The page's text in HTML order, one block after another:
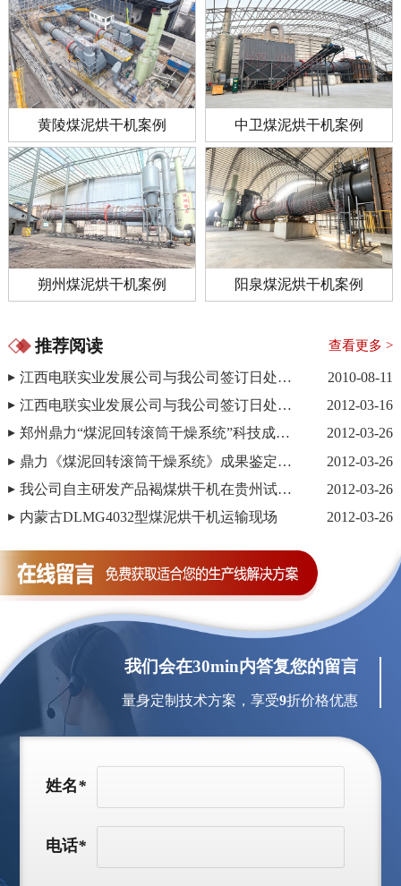
黄陵煤泥烘干机案例 中卫煤泥烘干机案例
朔州煤泥烘干机案例 阳泉煤泥烘干机案例
推荐阅读 查看更多 >
江西电联实业发展公司与我公司签订日处理700吨的煤泥烘干机项目（一期）
2010-08-11
江西电联实业发展公司与我公司签订日处理700吨的煤泥烘干生产线（二期）
2012-03-16
郑州鼎力“煤泥回转滚筒干燥系统”科技成果鉴定会—会议现场
2012-03-26
鼎力《煤泥回转滚筒干燥系统》成果鉴定会取得圆满成功
2012-03-26
我公司自主研发产品褐煤烘干机在贵州试机成功
2012-03-26
内蒙古DLMG4032型煤泥烘干机运输现场
2012-03-26
我们会在30min内答复您的留言
量身定制技术方案，享受9折价格优惠
姓名*
电话*